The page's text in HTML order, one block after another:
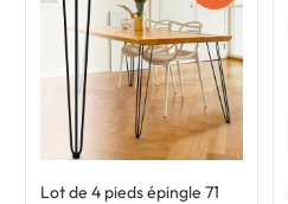
Lot de 4 pieds épingle 71